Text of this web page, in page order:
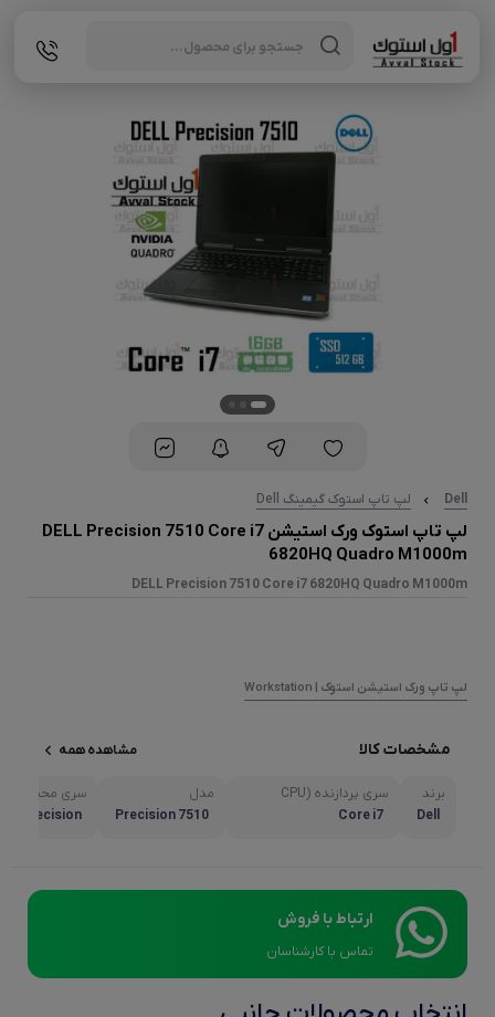
search
Dell لپ تاپ استوک گیمینگ Dell
لپ تاپ استوک ورک استیشن DELL Precision 7510 Core i7
6820HQ Quadro M1000m
DELL Precision 7510 Core i7 6820HQ Quadro M1000m
لپ تاپ ورک استیشن استوک | Workstation
مشخصات کالا مشاهده همه
برند
Dell
سری پردازنده (CPU
series)
Core i7
مدل
Precision 7510
سری محصول
Precision
ارتباط با فروش
تماس با کارشناسان